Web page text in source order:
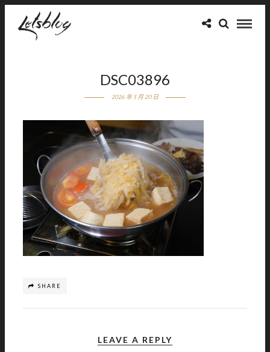
DSC03896
2026 年 3 月 20 日
SHARE
LEAVE A REPLY